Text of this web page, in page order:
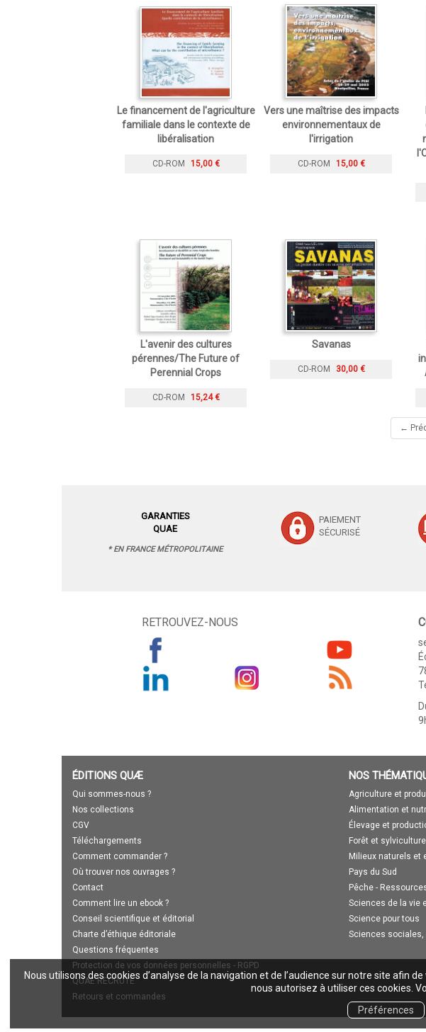
Nous utilisons des cookies d’analyse de la navigation et de l’audience sur notre site afin
nous autorisez à utiliser ces cookies.
Préférences
Le financement de l'agriculture
familiale dans le contexte de
libéralisation
CD-ROM 15,00 €
Vers une maîtrise des impacts
environnementaux de
l'irrigation
CD-ROM 15,00 €
L'avenir des cultures
pérennes/The Future of
Perennial Crops
CD-ROM 15,24 €
Savanas
CD-ROM 30,00 €
←
GARANTIES
QUAE
* EN FRANCE MÉTROPOLITAINE
PAIEMENT
SÉCURISÉ
RETROUVEZ-NOUS
ÉDITIONS QUÆ
Qui sommes-nous ?
Nos collections
CGV
Téléchargements
Comment commander ?
Où trouver nos ouvrages ?
Contact
Comment lire un ebook ?
Conseil scientifique et éditorial
Charte d’éthique éditoriale
Questions fréquentes
Protection de vos données personnelles - RGPD
QUAE RECRUTE
Retours et commandes
NOS
Agriculture et
Alimentation et
Élevage et
Forêt et sylviculture
Milieux naturels et
Pays du Sud
Pêche -
Sciences de la vie
Science pour tous
Sciences